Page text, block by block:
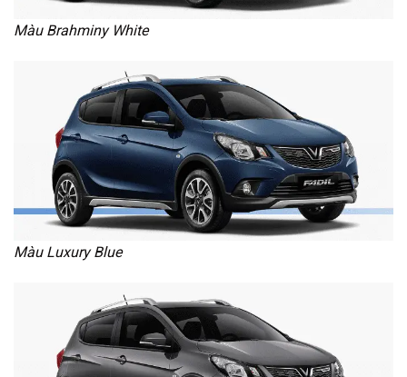
Màu Brahminy White
Màu Luxury Blue